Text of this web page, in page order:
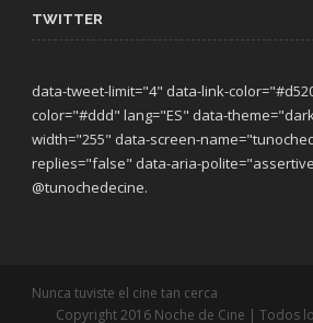
TWITTER
data-tweet-limit="4" data-link-
color="#ddd" lang="ES" data-
width="255" data-screen-
replies="false" data-aria-
@tunochedecine.
Nunca tuviste el cine tan cerca
Copyright 2016 Noche de Cine | Todos